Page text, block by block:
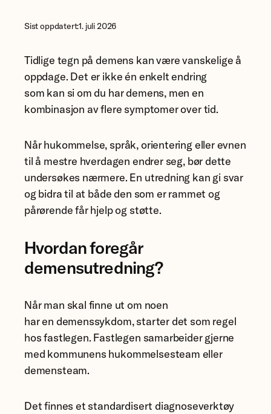
Sist oppdatert:1. juli 2026
Tidlige tegn på demens kan være vanskelige å
oppdage. Det er ikke én enkelt endring
som kan si om du har demens, men en
kombinasjon av flere symptomer over tid.
Når hukommelse, språk, orientering eller evnen
til å mestre hverdagen endrer seg, bør dette
undersøkes nærmere. En utredning kan gi svar
og bidra til at både den som er rammet og
pårørende får hjelp og støtte.
Hvordan foregår
demensutredning?
Når man skal finne ut om noen
har en demenssykdom, starter det som regel
hos fastlegen. Fastlegen samarbeider gjerne
med kommunens hukommelsesteam eller
demensteam.
Det finnes et standardisert diagnoseverktøy